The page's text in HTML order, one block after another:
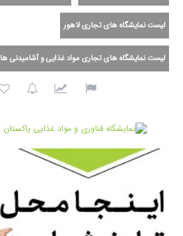
لیست نمایشگاه های تجاری لاهور
لیست نمایشگاه های تجاری مواد غذایی و آشامیدنی ها